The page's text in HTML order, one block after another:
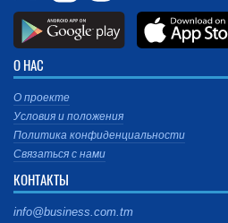
О НАС
О проекте
Условия и положения
Политика конфиденциальности
Связаться с нами
КОНТАКТЫ
info@business.com.tm